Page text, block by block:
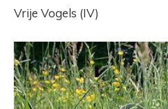
Vrije Vogels (IV)